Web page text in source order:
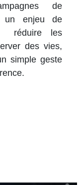
de
un enjeu de
réduire les
des vies,
simple geste